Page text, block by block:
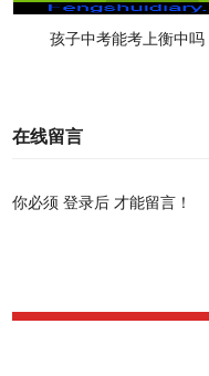
孩子中考能考上衡中吗
在线留言
你必须登录后 才能留言！